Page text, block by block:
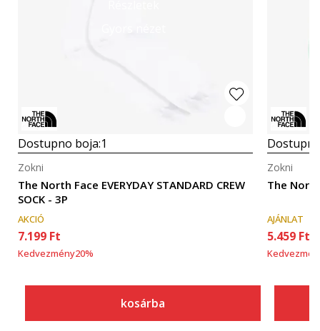
Dostupno boja:1
The North Face EVERYDAY STANDARD CREW
SOCK - 3P
Zokni
AKCIÓ
7.199 Ft
Kedvezmény20%
kosárba
The
Zokni
AJÁNLAT
5.459 Ft